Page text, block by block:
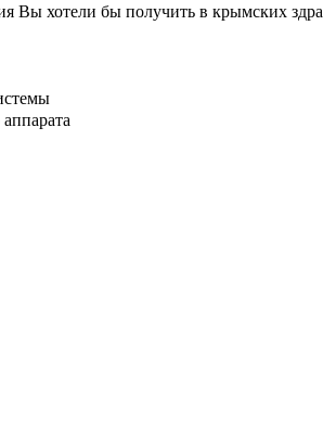
Вы хотели бы получить в крымских